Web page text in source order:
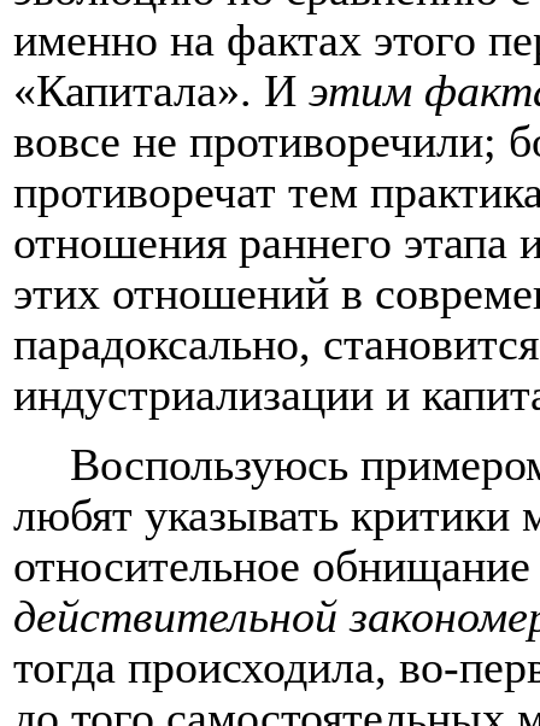
именно на фактах этого
«Капитала». И этим
вовсе не противоречили;
противоречат тем
отношения раннего этапа
этих отношений в
парадоксально,
индустриализации и
Воспользуюсь
любят указывать критики
относительное
действительной
тогда происходила, во-